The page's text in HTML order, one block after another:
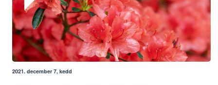
2021. december 7, kedd